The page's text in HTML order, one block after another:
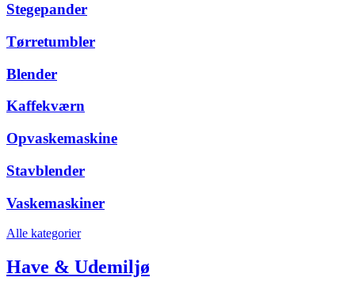
Stegepander
Tørretumbler
Blender
Kaffekværn
Opvaskemaskine
Stavblender
Vaskemaskiner
Alle kategorier
Have & Udemiljø